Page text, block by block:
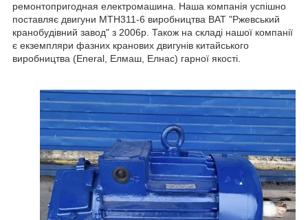
ремонтопригодная електромашина. Наша компанія успішно
поставляє двигуни MTH311-6 виробництва ВАТ "Ржевський
кранобудівний завод" з 2006р. Також на складі нашої компанії
є екземпляри фазних кранових двигунів китайського
виробництва (Eneral, Елмаш, Елнас) гарної якості.